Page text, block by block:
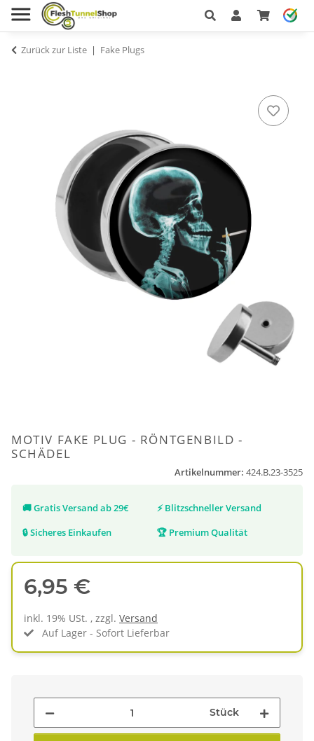
Zurück zur Liste Fake Plugs
MOTIV FAKE PLUG - RÖNTGENBILD -
SCHÄDEL
Artikelnummer: 424.B.23-3525
🚚Gratis Versand ab 29€ ⚡ Blitzschneller Versand
🔒Sicheres Einkaufen 🏆 Premium Qualität
6,95 €
inkl. 19% USt. , zzgl. Versand
Auf Lager - Sofort Lieferbar
Stück